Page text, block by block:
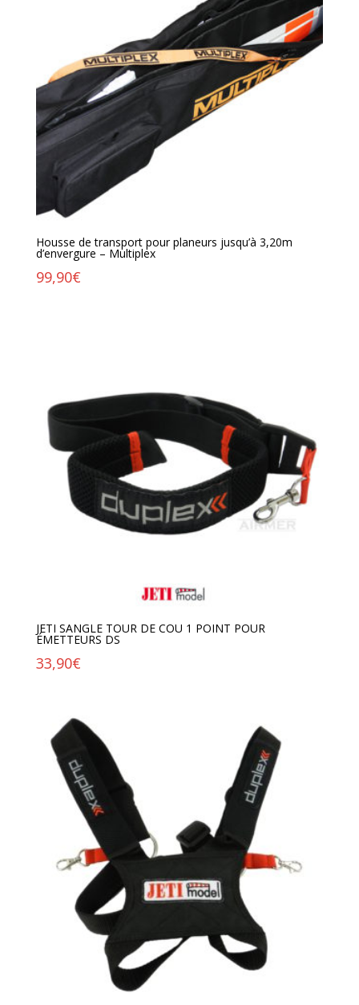
Housse de transport pour planeurs jusqu’à 3,20m
d’envergure – Multiplex
99,90€
JETI SANGLE TOUR DE COU 1 POINT POUR
ÉMETTEURS DS
33,90€